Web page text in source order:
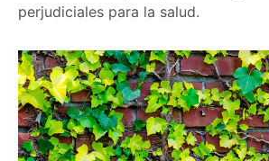
perjudiciales para la salud.